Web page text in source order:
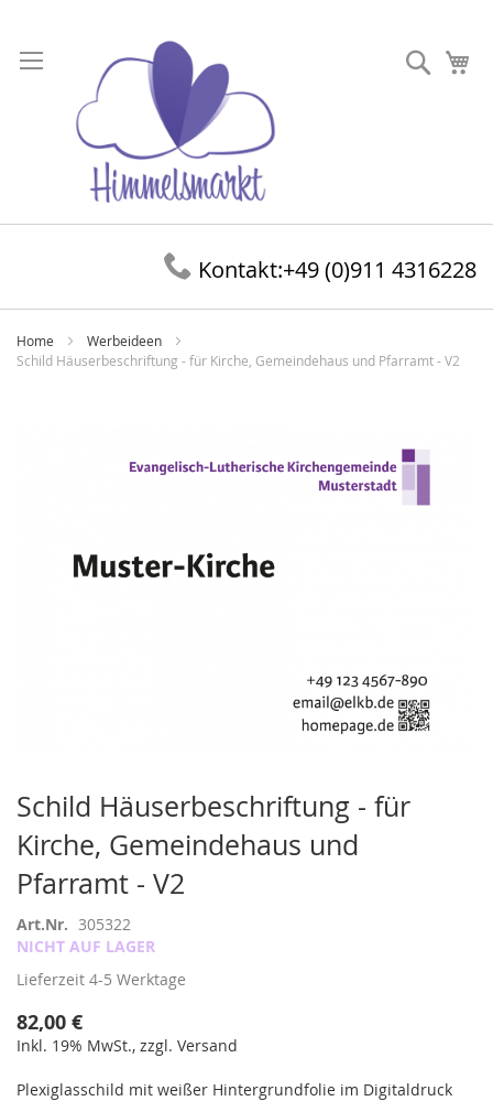
zum
Inhalt
Suche
Kontakt:+49 (0)911 4316228
Home
Werbeideen
Schild Häuserbeschriftung - für Kirche, Gemeindehaus und Pfarramt - V2
Schild Häuserbeschriftung - für
Kirche, Gemeindehaus und
Pfarramt - V2
Art.Nr. 305322
NICHT AUF LAGER
Lieferzeit 4-5 Werktage
82,00 €
Inkl. 19% MwSt., zzgl. Versand
Plexiglasschild mit weißer Hintergrundfolie im Digitaldruck
Zum
Anfang
der
Bildergalerie
springen